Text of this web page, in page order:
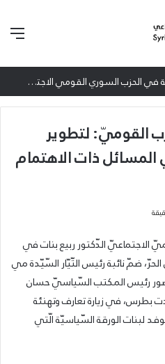
عمدة الثقافة والفنون الجميلة في الحزب السوري القومي الاجتماعي تعلن نتائج الدورة الخامسة من جائزة أنطون سعاده الأدبية
القوميّ: لتطوير
المسائل ذات الاهتمام
الاجتماعيّ الدّكتور ربيع بنات في
ضمّ نائبة رئيس التّيّار السّيّدة مي
رئيس المكتب السّياسيّ حسان
في زيارة تعارف وتهنئة
لبنات الورقة السّياسيّة الّتي